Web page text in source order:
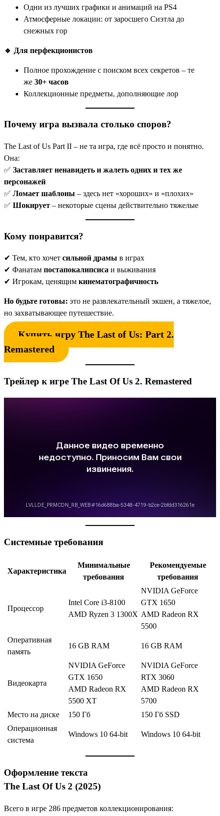
Одни из лучших графики и анимаций на PS4
Атмосферные локации: от заросшего Сиэтла до
снежных гор
🔹 Для перфекционистов
Полное прохождение с поиском всех секретов – те
же 30+ часов
Коллекционные предметы, дополняющие лор
Почему игра вызвала столько споров?
The Last of Us Part II – не та игра, где всё просто и понятно.
Она:
✅ Заставляет ненавидеть и жалеть одних и тех же
персонажей
✅ Ломает шаблоны – здесь нет «хороших» и «плохих»
✅ Шокирует – некоторые сцены действительно тяжелые
Кому понравится?
✔ Тем, кто хочет сильной драмы в играх
✔ Фанатам постапокалипсиса и выживания
✔ Игрокам, ценящим кинематографичность
Но будьте готовы: это не развлекательный экшен, а тяжелое,
но захватывающее путешествие.
Купить игру The Last of Us: Part 2.
Remastered
Трейлер к игре The Last Of Us 2. Remastered
Системные требования
Характеристика
Минимальные
требования
Рекомендуемые
требования
Процессор
Intel Core i3-8100
AMD Ryzen 3 1300X
NVIDIA GeForce
GTX 1650
AMD Radeon RX
5500
Оперативная
память
16 GB RAM 16 GB RAM
Видеокарта
NVIDIA GeForce
GTX 1650
AMD Radeon RX
5500 XT
NVIDIA GeForce
RTX 3060
AMD Radeon RX
5700
Место на диске
150 Гб
150 Гб SSD
Операционная
система
Windows 10 64-bit Windows 10 64-bit
Оформление текста
The Last Of Us 2 (2025)
Всего в игре 286 предметов коллекционирования: